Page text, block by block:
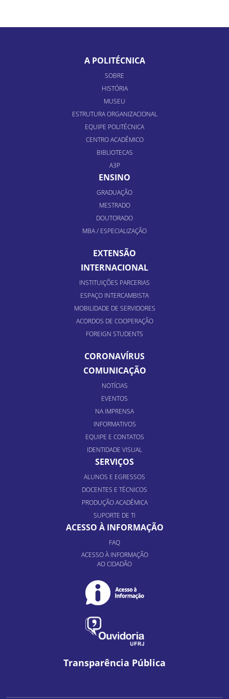
A POLITÉCNICA
SOBRE
HISTÓRIA
MUSEU
ESTRUTURA ORGANIZACIONAL
EQUIPE POLITÉCNICA
CENTRO ACADÊMICO
BIBLIOTECAS
A3P
ENSINO
GRADUAÇÃO
MESTRADO
DOUTORADO
MBA / ESPECIALIZAÇÃO
EXTENSÃO
INTERNACIONAL
INSTITUIÇÕES PARCERIAS
ESPAÇO INTERCAMBISTA
MOBILIDADE DE SERVIDORES
ACORDOS DE COOPERAÇÃO
FOREIGN STUDENTS
CORONAVÍRUS
COMUNICAÇÃO
NOTÍCIAS
EVENTOS
NA IMPRENSA
INFORMATIVOS
EQUIPE E CONTATOS
IDENTIDADE VISUAL
SERVIÇOS
ALUNOS E EGRESSOS
DOCENTES E TÉCNICOS
PRODUÇÃO ACADÊMICA
SUPORTE DE TI
ACESSO À INFORMAÇÃO
FAQ
ACESSO À INFORMAÇÃO
AO CIDADÃO
Transparência Pública